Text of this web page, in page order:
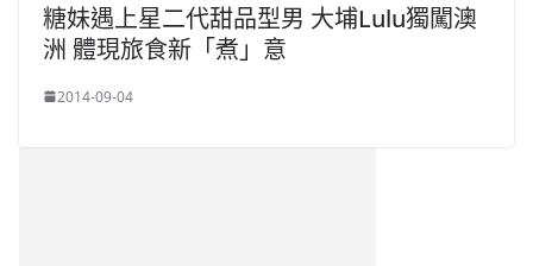
糖妹遇上星二代甜品型男 大埔Lulu獨闖澳
洲 體現旅食新「煮」意
2014-09-04